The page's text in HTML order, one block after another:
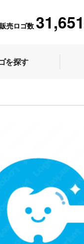
販売ロゴ数 31,651
を探す